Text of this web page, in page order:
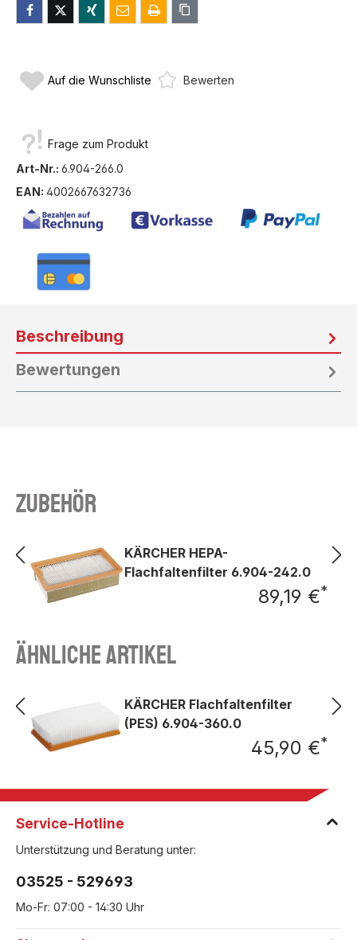
Auf die Wunschliste Bewerten
Frage zum Produkt
Art-Nr.: 6.904-266.0
EAN: 4002667632736
Beschreibung
Bewertungen
Zubehör
KÄRCHER HEPA-
Flachfaltenfilter 6.904-242.0
89,19 €*
Ähnliche Artikel
KÄRCHER Flachfaltenfilter
(PES) 6.904-360.0
45,90 €*
Service-Hotline
Unterstützung und Beratung unter:
03525 - 529693
Mo-Fr: 07:00 - 14:30 Uhr